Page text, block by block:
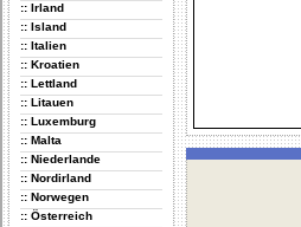
:: Irland
:: Island
:: Italien
:: Kroatien
:: Lettland
:: Litauen
:: Luxemburg
:: Malta
:: Niederlande
:: Nordirland
:: Norwegen
:: Österreich